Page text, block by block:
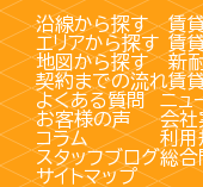
沿線から探す
エリアから探す
地図から探す
契約までの流れ
賃
賃
新
賃
よくある質問
お客様の声
コラム
スタッフブログ
サイトマップ
ニュ
会社
利用
総合